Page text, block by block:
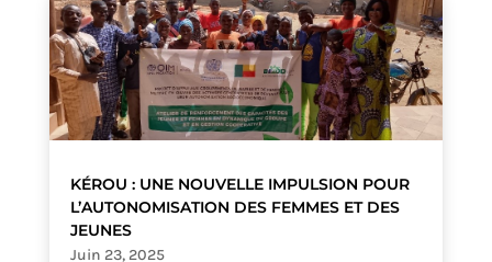
KÉROU : UNE NOUVELLE IMPULSION POUR
L’AUTONOMISATION DES FEMMES ET DES
JEUNES
Juin 23, 2025